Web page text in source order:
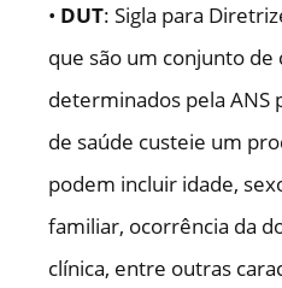
• DUT: Sigla para
que são um conjunto de
determinados pela ANS
de saúde custeie um
podem incluir idade,
familiar, ocorrência da
clínica, entre outras